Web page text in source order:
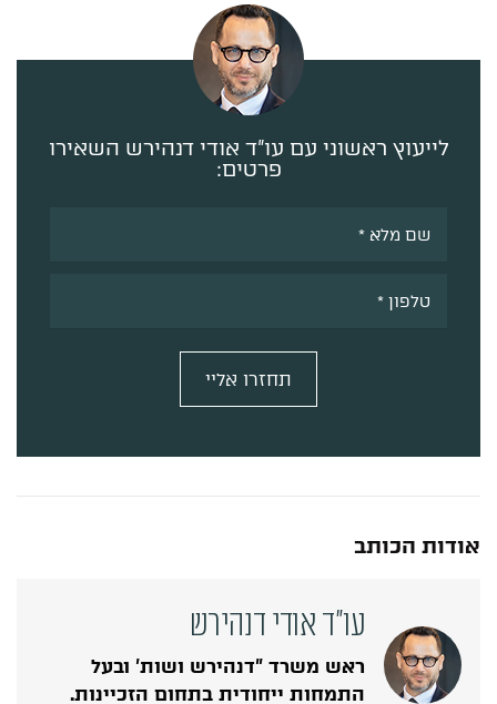
לייעוץ ראשוני עם עו”ד אודי דנהירש השאירו
פרטים:
תחזרו אליי
אודות הכותב
עו"ד אודי דנהירש
ראש משרד "דנהירש ושות' ובעל
התמחות ייחודית בתחום הזכיינות.